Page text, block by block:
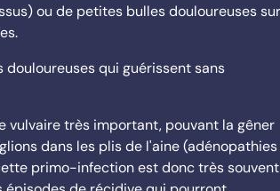
ou de petites bulles douloureuses sur
qui guérissent sans
vulvaire très important, pouvant la gêner
dans les plis de l'aine (adénopathies
primo-infection est donc très souvent